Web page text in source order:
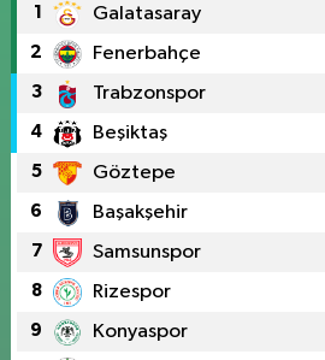
1 Galatasaray
2 Fenerbahçe
3 Trabzonspor
4 Beşiktaş
5 Göztepe
6 Başakşehir
7 Samsunspor
8 Rizespor
9 Konyaspor